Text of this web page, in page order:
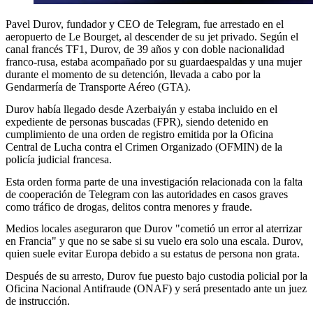
Pavel Durov, fundador y CEO de Telegram, fue arrestado en el
aeropuerto de Le Bourget, al descender de su jet privado. Según el
canal francés TF1, Durov, de 39 años y con doble nacionalidad
franco-rusa, estaba acompañado por su guardaespaldas y una mujer
durante el momento de su detención, llevada a cabo por la
Gendarmería de Transporte Aéreo (GTA).
Durov había llegado desde Azerbaiyán y estaba incluido en el
expediente de personas buscadas (FPR), siendo detenido en
cumplimiento de una orden de registro emitida por la Oficina
Central de Lucha contra el Crimen Organizado (OFMIN) de la
policía judicial francesa.
Esta orden forma parte de una investigación relacionada con la falta
de cooperación de Telegram con las autoridades en casos graves
como tráfico de drogas, delitos contra menores y fraude.
Medios locales aseguraron que Durov "cometió un error al aterrizar
en Francia" y que no se sabe si su vuelo era solo una escala. Durov,
quien suele evitar Europa debido a su estatus de persona non grata.
Después de su arresto, Durov fue puesto bajo custodia policial por la
Oficina Nacional Antifraude (ONAF) y será presentado ante un juez
de instrucción.